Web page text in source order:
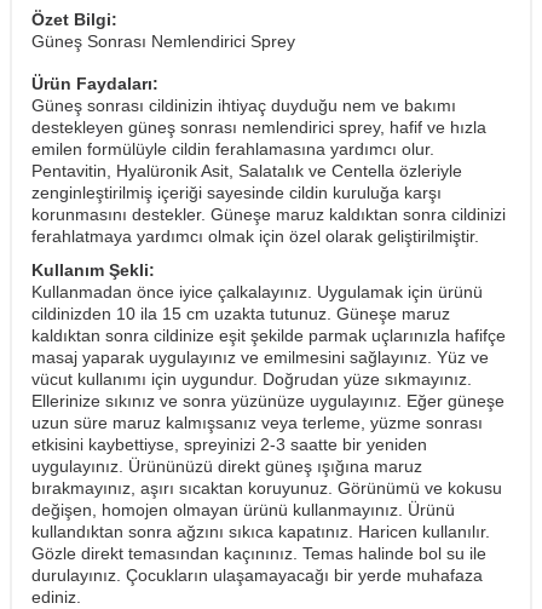
Özet Bilgi:
Güneş Sonrası Nemlendirici Sprey
Ürün Faydaları:
Güneş sonrası cildinizin ihtiyaç duyduğu nem ve bakımı
destekleyen güneş sonrası nemlendirici sprey, hafif ve hızla
emilen formülüyle cildin ferahlamasına yardımcı olur.
Pentavitin, Hyalüronik Asit, Salatalık ve Centella özleriyle
zenginleştirilmiş içeriği sayesinde cildin kuruluğa karşı
korunmasını destekler. Güneşe maruz kaldıktan sonra cildinizi
ferahlatmaya yardımcı olmak için özel olarak geliştirilmiştir.
Kullanım Şekli:
Kullanmadan önce iyice çalkalayınız. Uygulamak için ürünü
cildinizden 10 ila 15 cm uzakta tutunuz. Güneşe maruz
kaldıktan sonra cildinize eşit şekilde parmak uçlarınızla hafifçe
masaj yaparak uygulayınız ve emilmesini sağlayınız. Yüz ve
vücut kullanımı için uygundur. Doğrudan yüze sıkmayınız.
Ellerinize sıkınız ve sonra yüzünüze uygulayınız. Eğer güneşe
uzun süre maruz kalmışsanız veya terleme, yüzme sonrası
etkisini kaybettiyse, spreyinizi 2-3 saatte bir yeniden
uygulayınız. Ürününüzü direkt güneş ışığına maruz
bırakmayınız, aşırı sıcaktan koruyunuz. Görünümü ve kokusu
değişen, homojen olmayan ürünü kullanmayınız. Ürünü
kullandıktan sonra ağzını sıkıca kapatınız. Haricen kullanılır.
Gözle direkt temasından kaçınınız. Temas halinde bol su ile
durulayınız. Çocukların ulaşamayacağı bir yerde muhafaza
ediniz.